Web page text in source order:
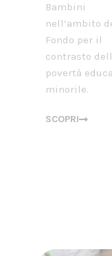
Bambini
nell’ambito
Fondo per il
contrasto
povertà
minorile.
SCOPRI